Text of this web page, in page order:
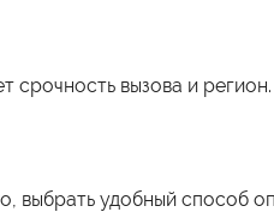
срочность вызова и
выбрать удобный способ